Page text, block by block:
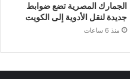
الجمارك المصرية تضع ضوابط
جديدة لنقل الأدوية إلى الكويت
منذ 6 ساعات